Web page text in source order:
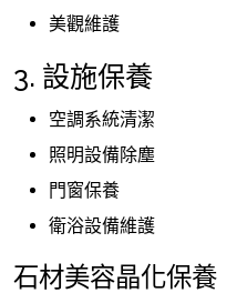
美觀維護
3. 設施保養
空調系統清潔
照明設備除塵
門窗保養
衛浴設備維護
石材美容晶化保養